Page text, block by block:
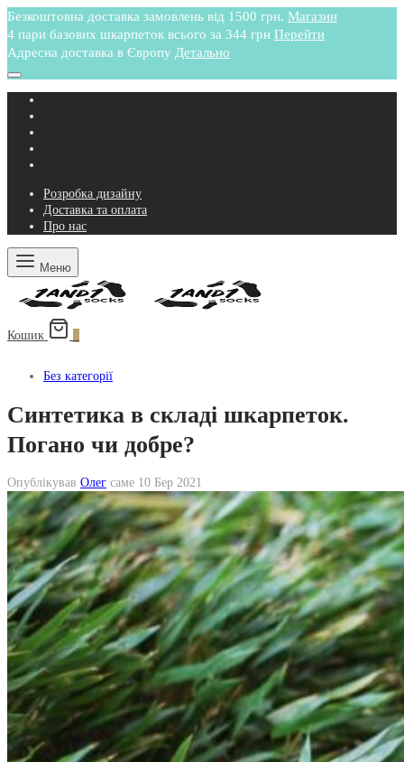
Безкоштовна доставка замовлень від 1500 грн. Магазин
4 пари базових шкарпеток всього за 344 грн Перейти
Адресна доставка в Європу Детально
Розробка дизайну
Доставка та оплата
Про нас
Меню
Кошик
Без категорії
Синтетика в складі шкарпеток.
Погано чи добре?
Опублікував Олег саме 10 Бер 2021